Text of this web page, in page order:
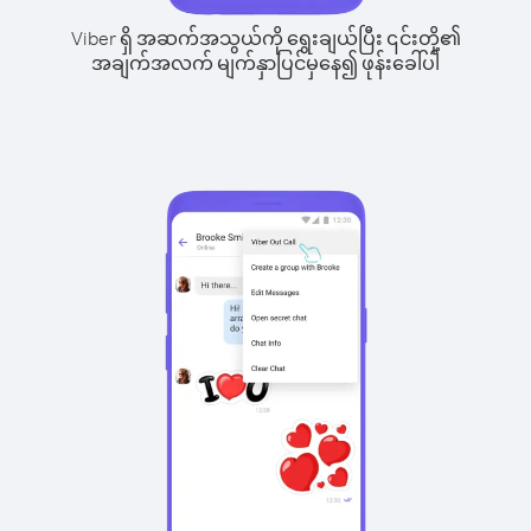
Viber ရှိ အဆက်အသွယ်ကို ရွေးချယ်ပြီး ၎င်းတို့၏
အချက်အလက် မျက်နှာပြင်မှနေ၍ ဖုန်းခေါ်ပါ